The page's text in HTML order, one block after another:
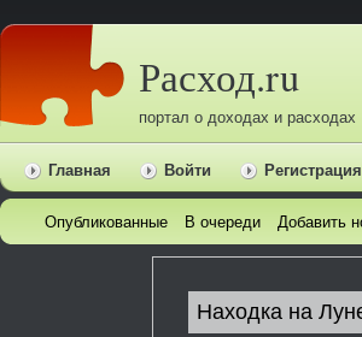
Расход.ru
портал о доходах и расходах
Главная Войти Регистрация
Опубликованные В очереди Добавить